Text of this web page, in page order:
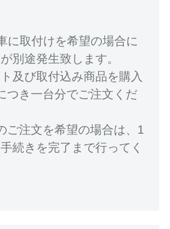
に取付けを希望の場合に
別途発生致します。
及び取付込み商品を購入
つき一台分でご注文くだ
ご注文を希望の場合は、1
続きを完了まで行ってく